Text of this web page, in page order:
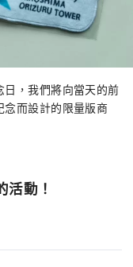
，我們將向當天的前
而設計的限量版商
動！